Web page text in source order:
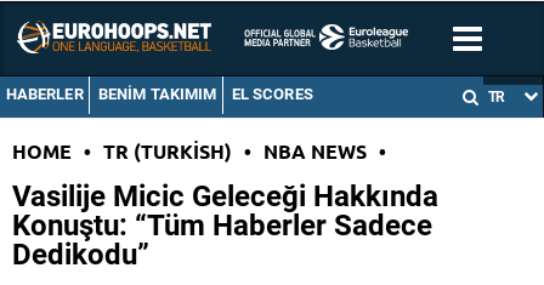
HABERLER BENIM TAKIMIM EL SCORES TR
HOME • TR (TURKISH) • NBA NEWS •
Vasilije Micic Geleceği Hakkında
Konuştu: “Tüm Haberler Sadece
Dedikodu”